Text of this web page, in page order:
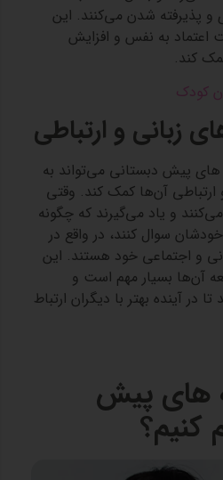
پذیرفته شدن می‌کنند. این
اعتماد به نفس و افزایش
کند.
کودک
زبانی و ارتباطی
های پیش دبستانی می‌تواند به
ارتباطی آن‌ها کمک کند. وقتی
و یاد می‌گیرند که چگونه
سوال کنند، در واقع در
و اجتماعی خود هستند. این
آن‌ها بسیار مهم است و
در آینده بهتر با دیگران ارتباط
های پیش
کنیم؟